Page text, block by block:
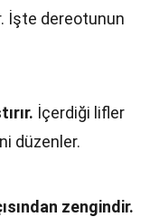
İşte dereotunun
İçerdiği lifler
düzenler.
zengindir.